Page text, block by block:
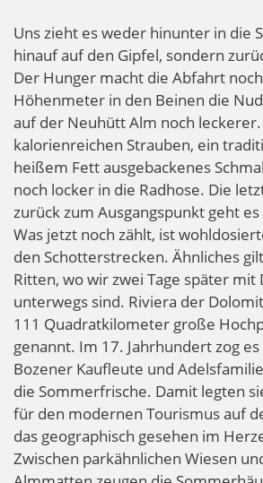
Uns zieht es weder hinunter in die
hinauf auf den Gipfel, sondern
Der Hunger macht die Abfahrt
Höhenmeter in den Beinen die
auf der Neuhütt Alm noch leckerer.
kalorienreichen Strauben, ein
heißem Fett ausgebackenes
noch locker in die Radhose. Die
zurück zum Ausgangspunkt geht
Was jetzt noch zählt, ist
den Schotterstrecken. Ähnliches
Ritten, wo wir zwei Tage später mit
unterwegs sind. Riviera der
111 Quadratkilometer große
genannt. Im 17. Jahrhundert zog
Bozener Kaufleute und
die Sommerfrische. Damit legten
für den modernen Tourismus auf
das geographisch gesehen im
Zwischen parkähnlichen Wiesen